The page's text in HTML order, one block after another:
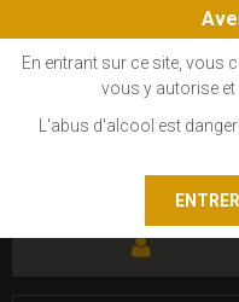
En entrant sur ce site, vous
vous y autorise et
L'abus d'alcool est